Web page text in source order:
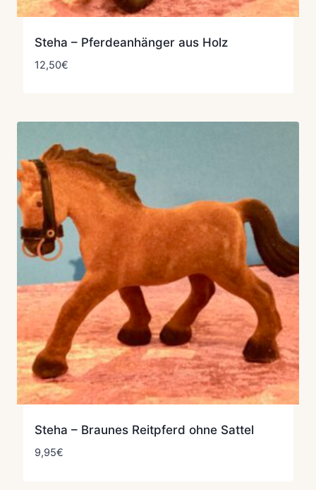
Steha – Pferdeanhänger aus Holz
12,50€
Steha – Braunes Reitpferd ohne Sattel
9,95€